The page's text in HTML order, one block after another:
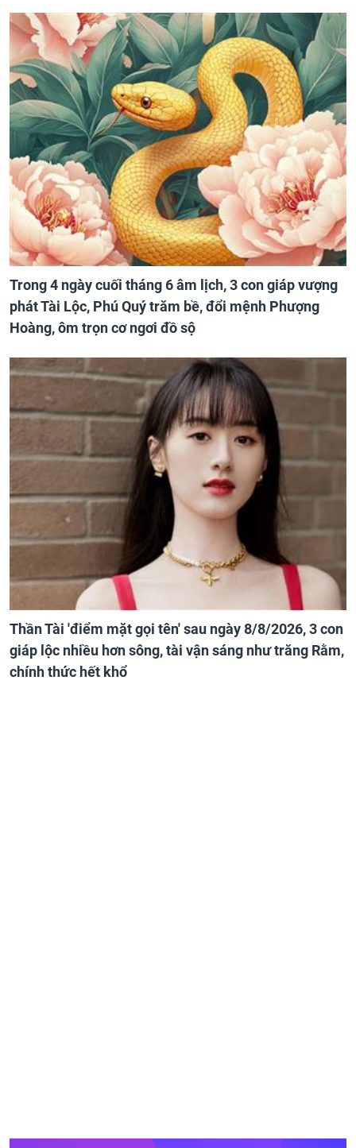
Trong 4 ngày cuối tháng 6 âm lịch, 3 con giáp vượng
phát Tài Lộc, Phú Quý trăm bề, đổi mệnh Phượng
Hoàng, ôm trọn cơ ngơi đồ sộ
Thần Tài 'điểm mặt gọi tên' sau ngày 8/8/2026, 3 con
giáp lộc nhiều hơn sông, tài vận sáng như trăng Rằm,
chính thức hết khổ